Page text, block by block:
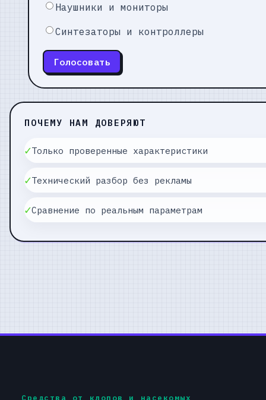
Наушники и мониторы
Синтезаторы и контроллеры
Голосовать
ПОЧЕМУ НАМ ДОВЕРЯЮТ
✓Только проверенные характеристики
✓Технический разбор без рекламы
✓Сравнение по реальным параметрам
Средства от клопов и насекомых